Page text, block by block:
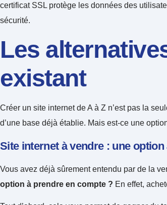
certificat SSL protège les données des
sécurité.
Les
existant
Créer un site internet de A à Z n’est pas la
d’une base déjà établie. Mais est-ce une
Site internet à vendre : une
Vous avez déjà sûrement entendu par de la
option à prendre en compte ? En effet,